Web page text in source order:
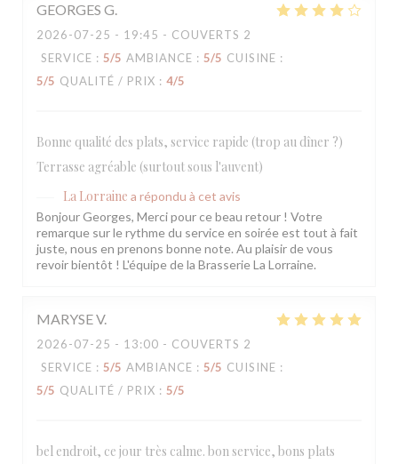
GEORGES G
2026-07-25 - 19:45 - COUVERTS 2
SERVICE : 5/5 AMBIANCE : 5/5 CUISINE :
5/5 QUALITÉ / PRIX : 4/5
Bonne qualité des plats, service rapide (trop au dîner ?)
Terrasse agréable (surtout sous l'auvent)
La Lorraine a répondu à cet avis
Bonjour Georges, Merci pour ce beau retour ! Votre
remarque sur le rythme du service en soirée est tout à fait
juste, nous en prenons bonne note. Au plaisir de vous
revoir bientôt ! L'équipe de la Brasserie La Lorraine.
MARYSEV
2026-07-25 - 13:00 - COUVERTS 2
SERVICE : 5/5 AMBIANCE : 5/5 CUISINE :
5/5 QUALITÉ / PRIX : 5/5
bel endroit, ce jour très calme. bon service, bons plats